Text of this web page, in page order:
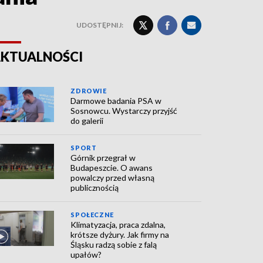
UDOSTĘPNIJ:
ZDROWIE
Darmowe badania PSA w
Sosnowcu. Wystarczy przyjść
do galerii
SPORT
Górnik przegrał w
Budapeszcie. O awans
powalczy przed własną
publicznością
SPOŁECZNE
Klimatyzacja, praca zdalna,
krótsze dyżury. Jak firmy na
Śląsku radzą sobie z falą
upałów?